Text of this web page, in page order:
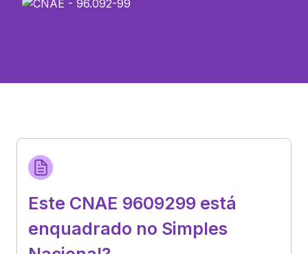
Este CNAE 9609299 está
enquadrado no Simples